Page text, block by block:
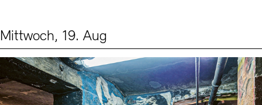
Mittwoch, 19. Aug